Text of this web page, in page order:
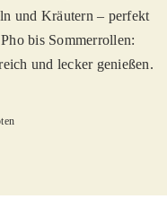
und Kräutern – perfekt
bis Sommerrollen:
und lecker genießen.